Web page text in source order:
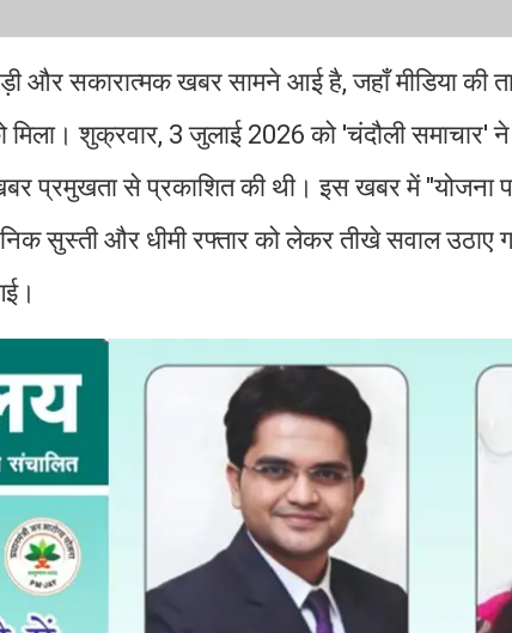
और सकारात्मक खबर सामने आई है, जहाँ मीडिया की
शुक्रवार, 3 जुलाई 2026 को 'चंदौली समाचार' ने
प्रमुखता से प्रकाशित की थी। इस खबर में "योजना
सुस्ती और धीमी रफ्तार को लेकर तीखे सवाल